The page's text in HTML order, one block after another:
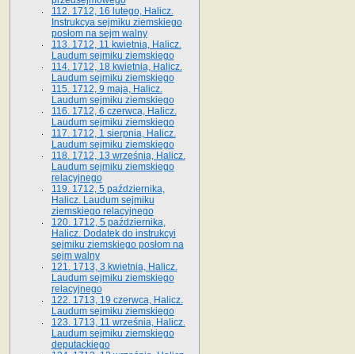
112. 1712, 16 lutego, Halicz.
Instrukcya sejmiku ziemskiego
posłom na sejm walny
113. 1712, 11 kwietnia, Halicz.
Laudum sejmiku ziemskiego
114. 1712, 18 kwietnia, Halicz.
Laudum sejmiku ziemskiego
115. 1712, 9 maja, Halicz.
Laudum sejmiku ziemskiego
116. 1712, 6 czerwca, Halicz.
Laudum sejmiku ziemskiego
117. 1712, 1 sierpnia, Halicz.
Laudum sejmiku ziemskiego
118. 1712, 13 września, Halicz.
Laudum sejmiku ziemskiego
relacyjnego
119. 1712, 5 października,
Halicz. Laudum sejmiku
ziemskiego relacyjnego
120. 1712, 5 października,
Halicz. Dodatek do instrukcyi
sejmiku ziemskiego posłom na
sejm walny
121. 1713, 3 kwietnia, Halicz.
Laudum sejmiku ziemskiego
relacyjnego
122. 1713, 19 czerwca, Halicz.
Laudum sejmiku ziemskiego
123. 1713, 11 września, Halicz.
Laudum sejmiku ziemskiego
deputackiego